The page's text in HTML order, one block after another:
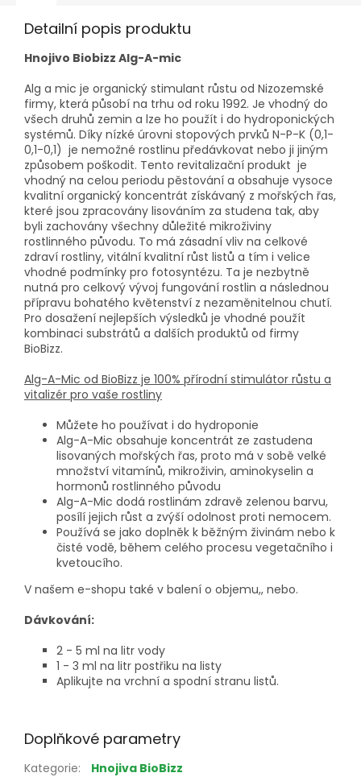
Detailní popis produktu
Hnojivo Biobizz Alg-A-mic
Alg a mic je organický stimulant růstu od Nizozemské
firmy, která působí na trhu od roku 1992. Je vhodný do
všech druhů zemin a lze ho použít i do hydroponických
systémů. Díky nízké úrovni stopových prvků N-P-K (0,1-
0,1-0,1) je nemožné rostlinu předávkovat nebo ji jiným
způsobem poškodit. Tento revitalizační produkt je
vhodný na celou periodu pěstování a obsahuje vysoce
kvalitní organický koncentrát získávaný z mořských řas,
které jsou zpracovány lisováním za studena tak, aby
byli zachovány všechny důležité mikroživiny
rostlinného původu. To má zásadní vliv na celkové
zdraví rostliny, vitální kvalitní růst listů a tím i velice
vhodné podmínky pro fotosyntézu. Ta je nezbytně
nutná pro celkový vývoj fungování rostlin a následnou
přípravu bohatého květenství z nezaměnitelnou chutí.
Pro dosažení nejlepších výsledků je vhodné použít
kombinaci substrátů a dalších produktů od firmy
BioBizz.
Alg-A-Mic od BioBizz je 100% přírodní stimulátor růstu a
vitalizér pro vaše rostliny
Můžete ho používat i do hydroponie
Alg-A-Mic obsahuje koncentrát ze zastudena
lisovaných mořských řas, proto má v sobě velké
množství vitamínů, mikroživin, aminokyselin a
hormonů rostlinného původu
Alg-A-Mic dodá rostlinám zdravě zelenou barvu,
posílí jejich růst a zvýší odolnost proti nemocem.
Používá se jako doplněk k běžným živinám nebo k
čisté vodě, během celého procesu vegetačního i
kvetoucího.
V našem e-shopu také v balení o objemu,, nebo.
Dávkování:
2 - 5 ml na litr vody
1 - 3 ml na litr postřiku na listy
Aplikujte na vrchní a spodní stranu listů.
Doplňkové parametry
Kategorie:
Hnojiva BioBizz